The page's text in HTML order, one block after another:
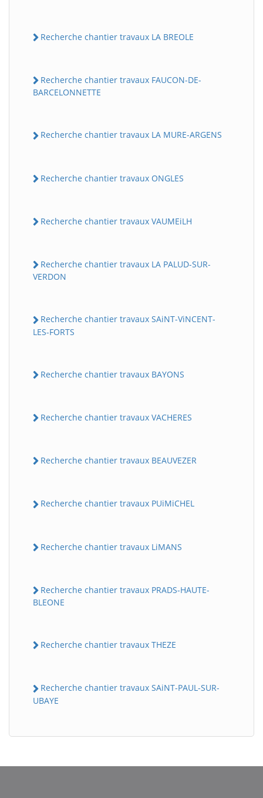
Recherche chantier travaux LA BREOLE
Recherche chantier travaux FAUCON-DE-
BARCELONNETTE
Recherche chantier travaux LA MURE-ARGENS
Recherche chantier travaux ONGLES
Recherche chantier travaux VAUMEiLH
Recherche chantier travaux LA PALUD-SUR-
VERDON
Recherche chantier travaux SAiNT-ViNCENT-
LES-FORTS
Recherche chantier travaux BAYONS
Recherche chantier travaux VACHERES
Recherche chantier travaux BEAUVEZER
Recherche chantier travaux PUiMiCHEL
Recherche chantier travaux LiMANS
Recherche chantier travaux PRADS-HAUTE-
BLEONE
Recherche chantier travaux THEZE
Recherche chantier travaux SAiNT-PAUL-SUR-
UBAYE
Assistant en ligne